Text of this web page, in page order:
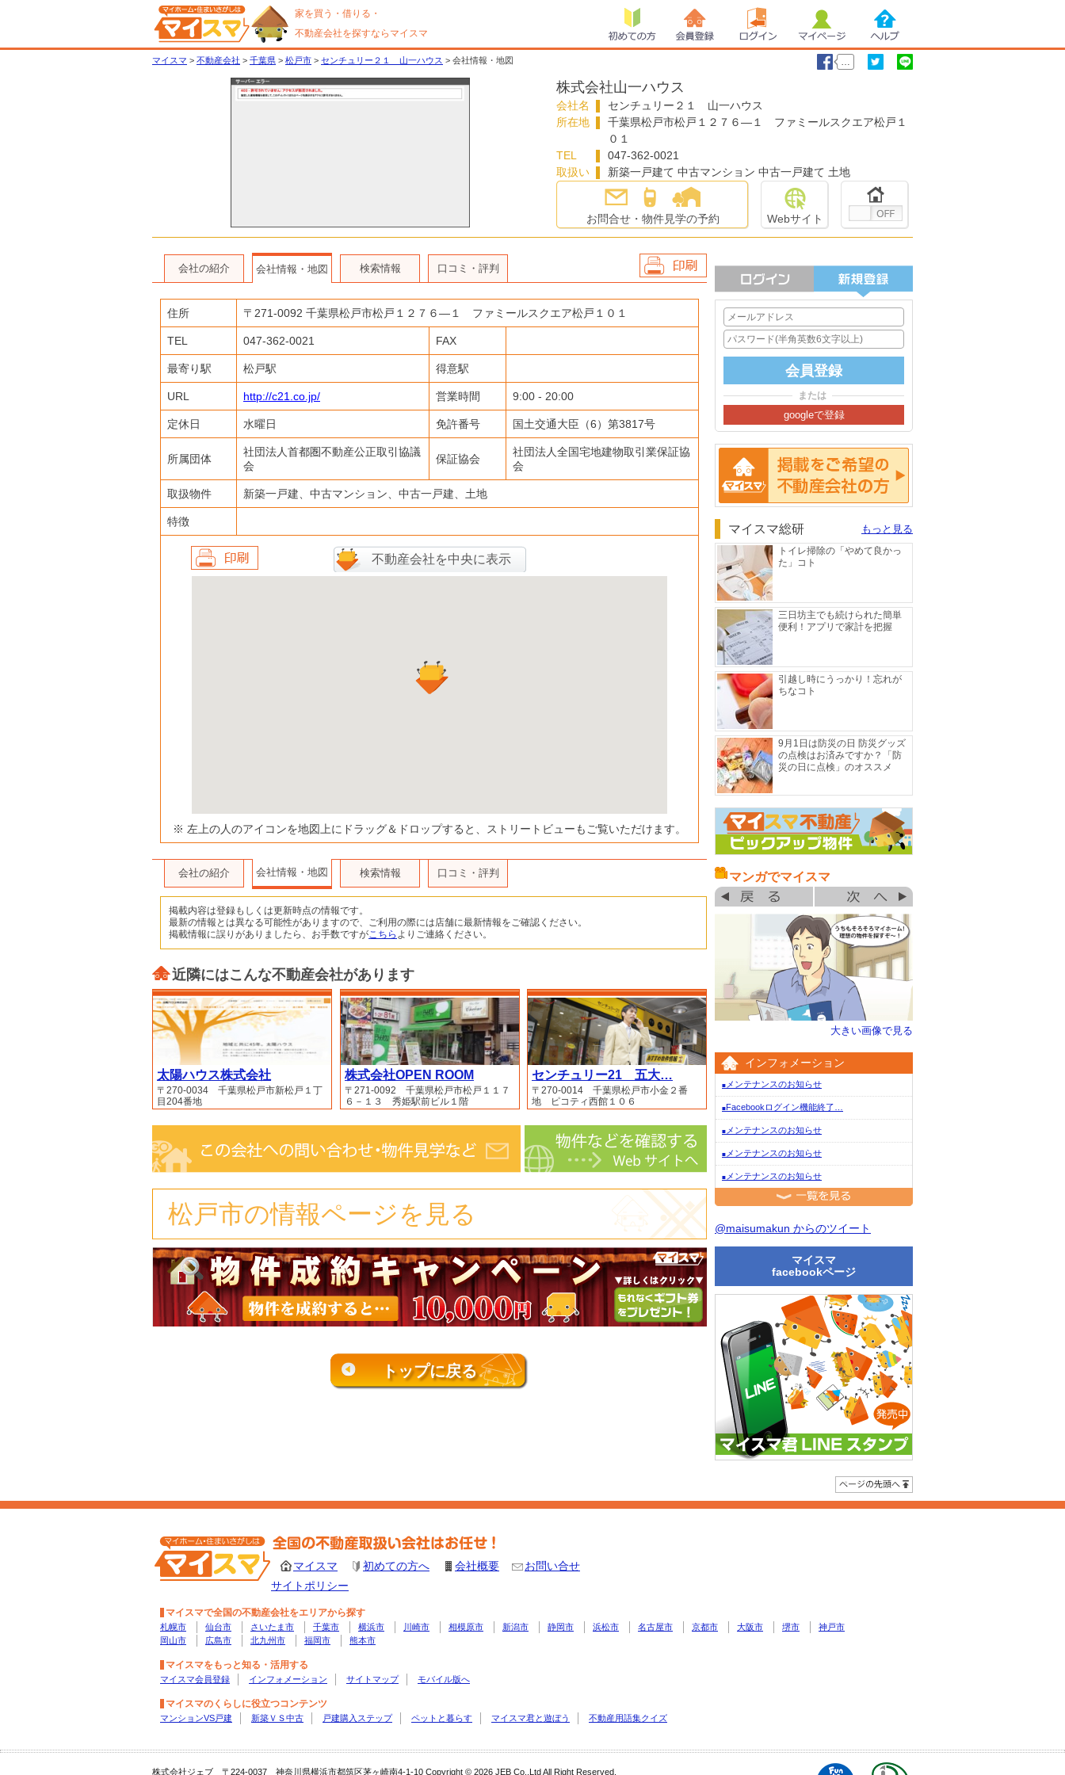
家を買う・借りる・
不動産会社を探すならマイスマ
ヘルプ
マイページ
ログイン
会員登録
初めての方
マイスマ > 不動産会社 > 千葉県 > 松戸市 > センチュリー２１ 山一ハウス > 会社情報・地図 …
株式会社山一ハウス
会社名
センチュリー２１ 山一ハウス
所在地
千葉県松戸市松戸１２７６―１ ファミールスクエア松戸１
０１
TEL
047-362-0021
取扱い
新築一戸建て 中古マンション 中古一戸建て 土地
お問合せ・物件見学の予約 Webサイト
会社の紹介 会社情報・地図 検索情報 口コミ・評判
会社情報を印
住所 〒 271-0092 千葉県松戸市松戸１２７６―１ ファミールスクエア松戸１０１
TEL 047-362-0021 FAX
最寄り駅 松戸駅 得意駅
URL http://c21.co.jp/ 営業時間 9:00 - 20:00
定休日 水曜日 免許番号 国土交通大臣（6）第3817号
所属団体
社団法人首都圏不動産公正取引協議
会
保証協会
社団法人全国宅地建物取引業保証協
会
取扱物件 新築一戸建、中古マンション、中古一戸建、土地
特徴
印刷
不動産会社を中央に表示
※ 左上の人のアイコンを地図上にドラッグ＆ドロップすると、ストリートビューもご覧いただけます。
会社の紹介 会社情報・地図 検索情報 口コミ・評判
掲載内容は登録もしくは更新時点の情報です。
最新の情報とは異なる可能性がありますので、ご利用の際には店舗に最新情報をご確認ください。
掲載情報に誤りがありましたら、お手数ですがこちら よりご連絡ください。
近隣にはこんな不動産会社があります
太陽ハウス株式会社
〒270-0034 千葉県松戸市新松戸１丁
目204番地
株式会社OPEN ROOM
〒271-0092 千葉県松戸市松戸１１７
６－１３ 秀姫駅前ビル１階
センチュリー21 五大…
〒270-0014 千葉県松戸市小金２番
地 ピコティ西館１０６
松戸市の情報ページを見る
トップに戻る
または
掲載をご希望の方へ
マイスマ総研 もっと見る
トイレ掃除の「やめて良かっ
た」コト
三日坊主でも続けられた簡単
便利！アプリで家計を把握
引越し時にうっかり！忘れが
ちなコト
9月1日は防災の日 防災グッズ
の点検はお済みですか？「防
災の日に点検」のオススメ
マンガでマイスマ
大きい画像で見る
インフォメーション
■ メンテナンスのお知らせ
■Facebookログイン機能終了…
■ メンテナンスのお知らせ
■ メンテナンスのお知らせ
■ メンテナンスのお知らせ
@maisumakun からのツイート
マイスマ
facebookページ
ページの先頭へ
マイスマ 初めての方へ 会社概要
お問い合せ
サイトポリシー
マイスマで全国の不動産会社をエリアから探す
札幌市 仙台市 さいたま市 千葉市 横浜市 川崎市 相模原市 新潟市 静岡市 浜松市 名古屋市 京都市 大阪市 堺市
神戸市
岡山市
広島市 北九州市 福岡市 熊本市
マイスマをもっと知る・活用する
マイスマ会員登録 インフォメーション サイトマップ モバイル版へ
マイスマのくらしに役立つコンテンツ
マンションVS戸建 新築ＶＳ中古 戸建購入ステップ ペットと暮らす マイスマ君と遊ぼう 不動産用語集クイズ
株式会社ジェブ 〒224-0037 神奈川県横浜市都筑区茅ヶ崎南4-1-10 Copyright © 2026 JEB Co.,Ltd All Right Reserved.